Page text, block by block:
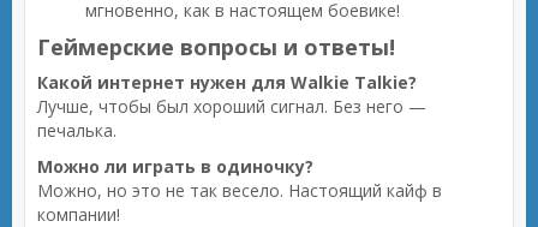
мгновенно, как в настоящем боевике!
Геймерские вопросы и ответы!
Какой интернет нужен для Walkie Talkie?
Лучше, чтобы был хороший сигнал. Без него —
печалька.
Можно ли играть в одиночку?
Можно, но это не так весело. Настоящий кайф в
компании!